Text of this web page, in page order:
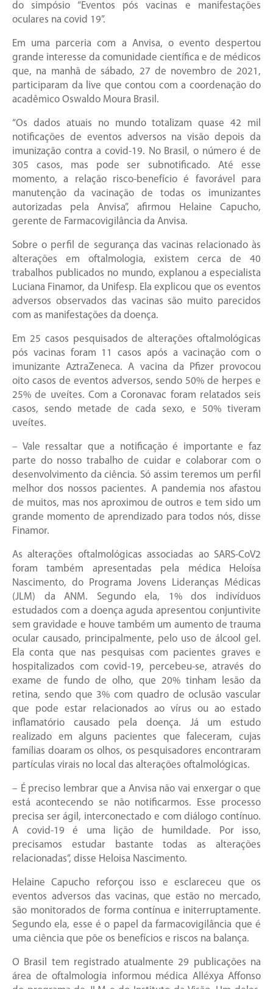
do simpósio “Eventos pós vacinas e manifestações
oculares na covid 19”.
Em uma parceria com a Anvisa, o evento despertou
grande interesse da comunidade científica e de médicos
que, na manhã de sábado, 27 de novembro de 2021,
participaram da live que contou com a coordenação do
acadêmico Oswaldo Moura Brasil.
“Os dados atuais no mundo totalizam quase 42 mil
notificações de eventos adversos na visão depois da
imunização contra a covid-19. No Brasil, o número é de
305 casos, mas pode ser subnotificado. Até esse
momento, a relação risco-benefício é favorável para
manutenção da vacinação de todas os imunizantes
autorizadas pela Anvisa”, afirmou Helaine Capucho,
gerente de Farmacovigilância da Anvisa.
Sobre o perfil de segurança das vacinas relacionado às
alterações em oftalmologia, existem cerca de 40
trabalhos publicados no mundo, explanou a especialista
Luciana Finamor, da Unifesp. Ela explicou que os eventos
adversos observados das vacinas são muito parecidos
com as manifestações da doença.
Em 25 casos pesquisados de alterações oftalmológicas
pós vacinas foram 11 casos após a vacinação com o
imunizante AztraZeneca. A vacina da Pfizer provocou
oito casos de eventos adversos, sendo 50% de herpes e
25% de uveítes. Com a Coronavac foram relatados seis
casos, sendo metade de cada sexo, e 50% tiveram
uveítes.
– Vale ressaltar que a notificação é importante e faz
parte do nosso trabalho de cuidar e colaborar com o
desenvolvimento da ciência. Só assim teremos um perfil
melhor dos nossos pacientes. A pandemia nos afastou
de muitos, mas nos aproximou de outros e tem sido um
grande momento de aprendizado para todos nós, disse
Finamor.
As alterações oftalmológicas associadas ao SARS-CoV2
foram também apresentadas pela médica Heloísa
Nascimento, do Programa Jovens Lideranças Médicas
(JLM) da ANM. Segundo ela, 1% dos indivíduos
estudados com a doença aguda apresentou conjuntivite
sem gravidade e houve também um aumento de trauma
ocular causado, principalmente, pelo uso de álcool gel.
Ela conta que nas pesquisas com pacientes graves e
hospitalizados com covid-19, percebeu-se, através do
exame de fundo de olho, que 20% tinham lesão da
retina, sendo que 3% com quadro de oclusão vascular
que pode estar relacionados ao vírus ou ao estado
inflamatório causado pela doença. Já um estudo
realizado em alguns pacientes que faleceram, cujas
famílias doaram os olhos, os pesquisadores encontraram
partículas virais no local das alterações oftalmológicas.
– É preciso lembrar que a Anvisa não vai enxergar o que
está acontecendo se não notificarmos. Esse processo
precisa ser ágil, interconectado e com diálogo contínuo.
A covid-19 é uma lição de humildade. Por isso,
precisamos estudar bastante todas as alterações
relacionadas”, disse Heloisa Nascimento.
Helaine Capucho reforçou isso e esclareceu que os
eventos adversos das vacinas, que estão no mercado,
são monitorados de forma contínua e initerruptamente.
Segundo ela, esse é o papel da farmacovigilância que é
uma ciência que põe os benefícios e riscos na balança.
O Brasil tem registrado atualmente 29 publicações na
área de oftalmologia informou médica Alléxya Affonso